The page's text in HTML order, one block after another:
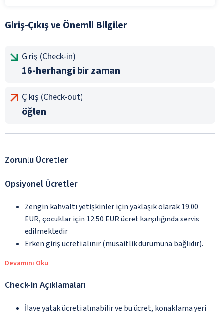
Giriş-Çıkış ve Önemli Bilgiler
Giriş (Check-in)
16-herhangi bir zaman
Çıkış (Check-out)
öğlen
Zorunlu Ücretler
Opsiyonel Ücretler
Zengin kahvaltı yetişkinler için yaklaşık olarak 19.00
EUR, çocuklar için 12.50 EUR ücret karşılığında servis
edilmektedir
Erken giriş ücreti alınır (müsaitlik durumuna bağlıdır).
Devamını Oku
Check-in Açıklamaları
İlave yatak ücreti alınabilir ve bu ücret, konaklama yeri